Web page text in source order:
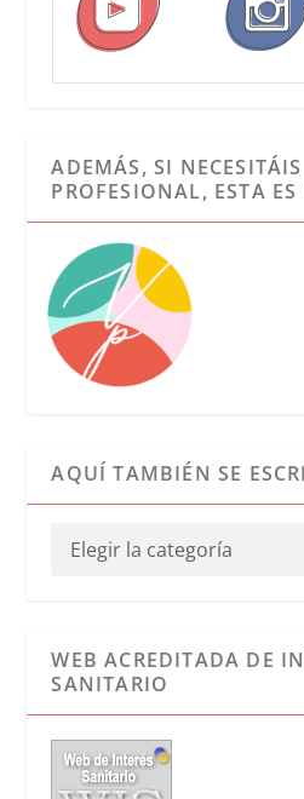
ADEMÁS, SI
PROFESIONAL, ESTA
AQUÍ TAMBIÉN SE
WEB ACREDITADA DE
SANITARIO